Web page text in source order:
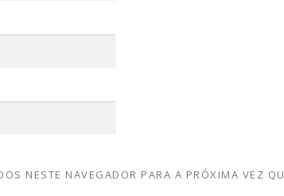
NESTE NAVEGADOR PARA A PRÓXIMA VEZ